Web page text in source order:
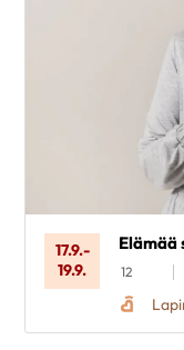
17.9.-
19.9.
Elämää
12